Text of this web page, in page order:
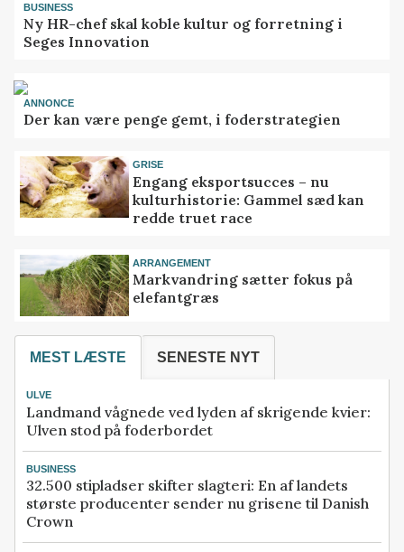
BUSINESS
Ny HR-chef skal koble kultur og forretning i
Seges Innovation
ANNONCE
Der kan være penge gemt, i foderstrategien
GRISE
Engang eksportsucces – nu
kulturhistorie: Gammel sæd kan
redde truet race
ARRANGEMENT
Markvandring sætter fokus på
elefantgræs
MEST LÆSTE SENESTE NYT
ULVE
Landmand vågnede ved lyden af skrigende kvier:
Ulven stod på foderbordet
BUSINESS
32.500 stipladser skifter slagteri: En af landets
største producenter sender nu grisene til Danish
Crown